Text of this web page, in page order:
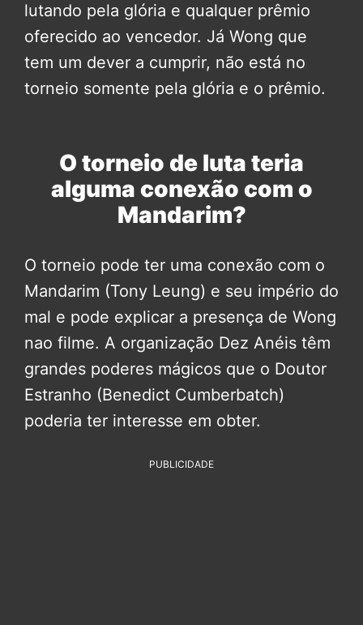
lutando pela glória e qualquer prêmio
oferecido ao vencedor. Já Wong que
tem um dever a cumprir, não está no
torneio somente pela glória e o prêmio.
O torneio de luta teria
alguma conexão com o
Mandarim?
O torneio pode ter uma conexão com o
Mandarim (Tony Leung) e seu império do
mal e pode explicar a presença de Wong
nao filme. A organização Dez Anéis têm
grandes poderes mágicos que o Doutor
Estranho (Benedict Cumberbatch)
poderia ter interesse em obter.
PUBLICIDADE